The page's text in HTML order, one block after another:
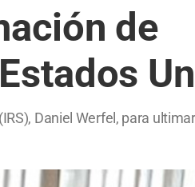
de
Daniel Werfel, para